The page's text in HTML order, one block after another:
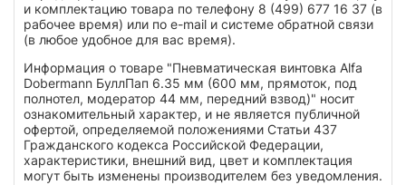
и комплектацию товара по телефону 8 (499) 677 16 37 (в
рабочее время) или по e-mail и системе обратной связи
(в любое удобное для вас время).
Информация о товаре "Пневматическая винтовка Alfa
Dobermann БуллПап 6.35 мм (600 мм, прямоток, под
полнотел, модератор 44 мм, передний взвод)" носит
ознакомительный характер, и не является публичной
офертой, определяемой положениями Статьи 437
Гражданского кодекса Российской Федерации,
характеристики, внешний вид, цвет и комплектация
могут быть изменены производителем без уведомления.